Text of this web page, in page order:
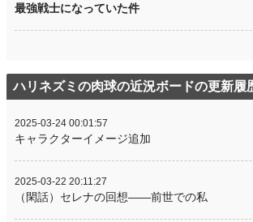
最強戦士になっていた件
ハリネズミの肉球の近況ボードの更新履
2025-03-24 00:01:57
キャラクターイメージ追加
2025-03-22 20:11:27
（閑話）セレナの回想――前世での私